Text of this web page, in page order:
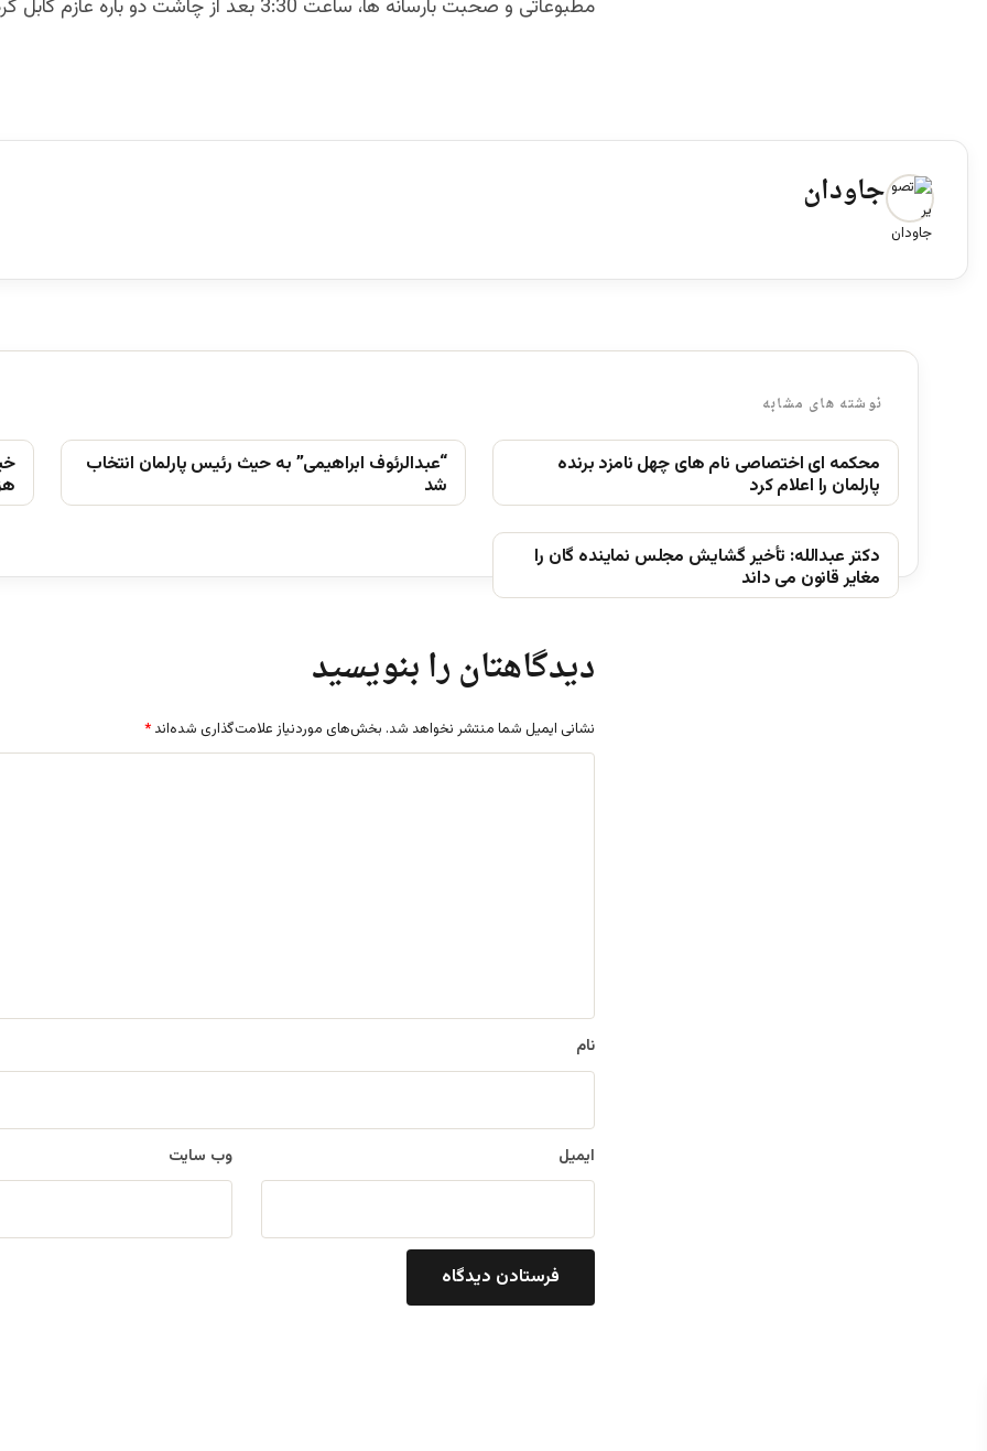
مطبوعاتی و صحبت بارسانه ها، ساعت 3:30 بعد از چاشت دو باره عازم کابل گردید.
جاودان
نوشته های مشابه
محکمه ای اختصاصی نام های چهل نامزد برنده
پارلمان را اعلام کرد
“عبدالرئوف ابراهیمی” به حیث رئیس پارلمان انتخاب
شد
دکتر عبدالله: تأخیر گشایش مجلس نماینده گان را
مغایر قانون می داند
دیدگاهتان را بنویسید
نشانی ایمیل شما منتشر نخواهد شد. بخش‌های موردنیاز علامت‌گذاری شده‌اند *
نام
ایمیل وب‌ سایت